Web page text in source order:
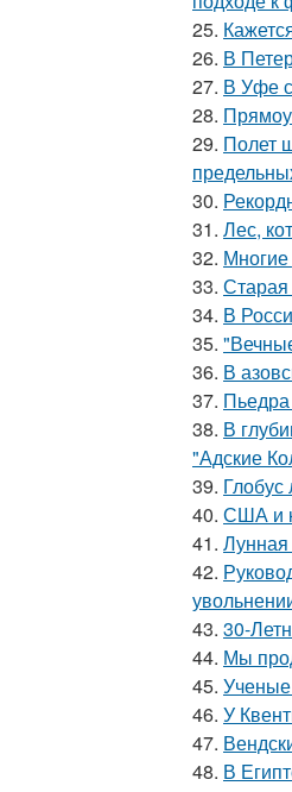
25.
26. В
27. В Уфе
28.
29. Полет
30.
31. Лес,
32.
33. Старая
34. В
35.
36. В
37. Пьедра
38. В
"Адские
39.
40. США и
41. Лунная
42.
43. 30-
44. Мы
45. Ученые
46. У
47.
48. В